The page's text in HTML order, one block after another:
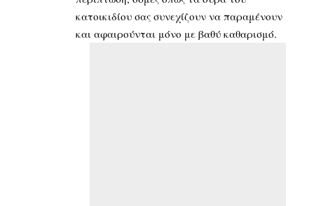
κατοικιδίου σας συνεχίζουν να παραμένουν
και αφαιρούνται μόνο με βαθύ καθαρισμό.